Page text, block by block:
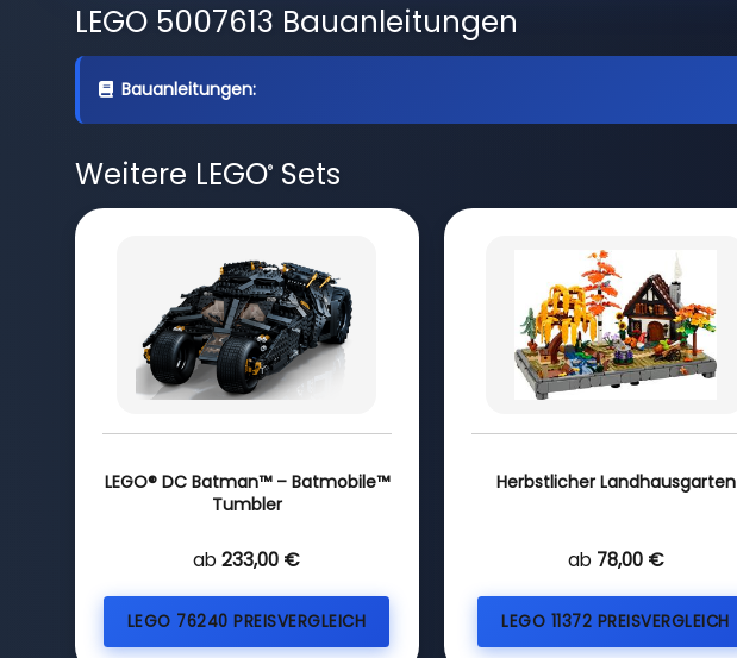
LEGO 5007613 Bauanleitungen
Bauanleitungen:
Weitere LEGO®Sets
LEGO® DC Batman™ – Batmobile™
Tumbler
ab 233,00 €
LEGO 76240 PREISVERGLEICH
Herbstlicher Landhausgarten
ab 78,00 €
LEGO 11372 PREISVERGLEICH